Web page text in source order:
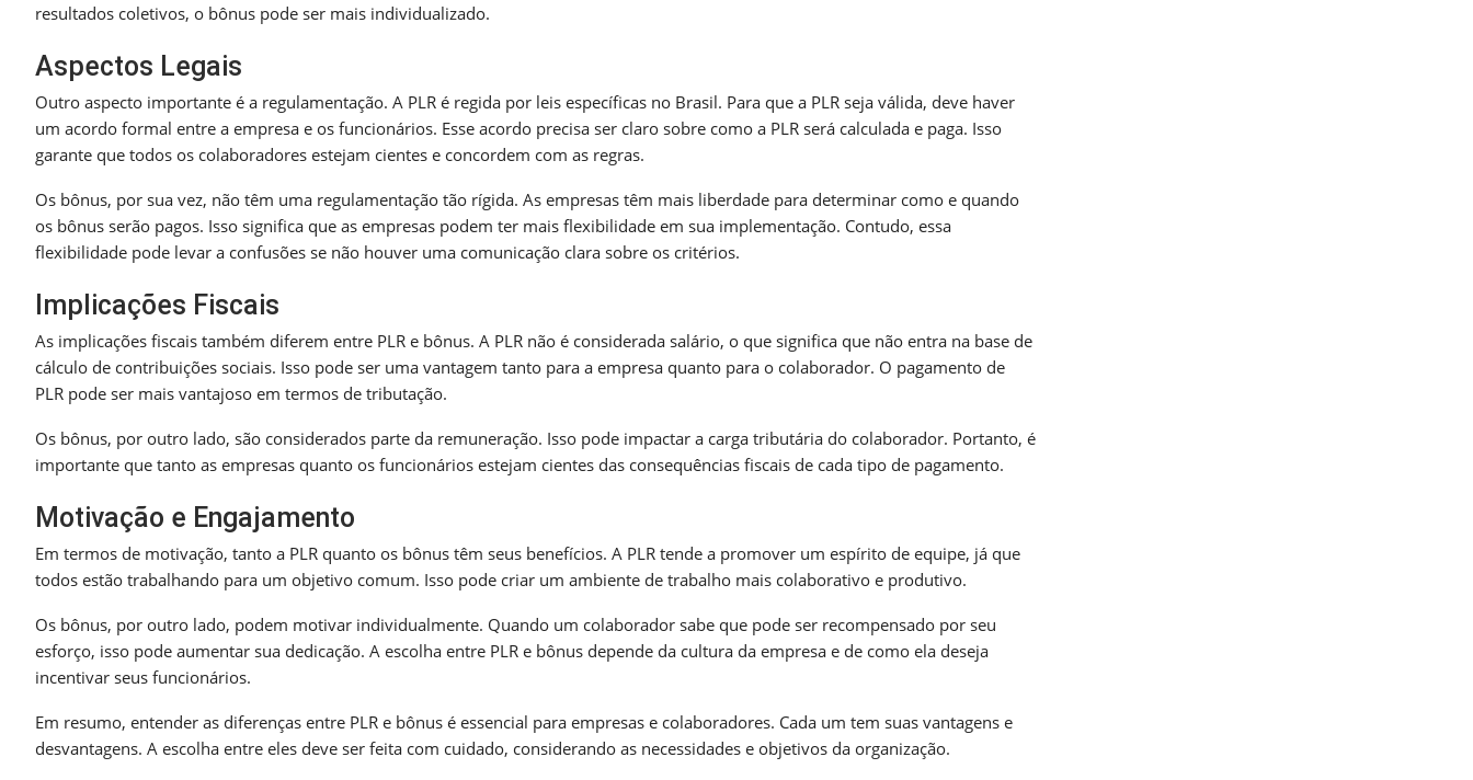
resultados coletivos, o bônus pode ser mais individualizado.
Aspectos Legais
Outro aspecto importante é a regulamentação. A PLR é regida por leis específicas no Brasil. Para que a PLR seja válida, deve haver
um acordo formal entre a empresa e os funcionários. Esse acordo precisa ser claro sobre como a PLR será calculada e paga. Isso
garante que todos os colaboradores estejam cientes e concordem com as regras.
Os bônus, por sua vez, não têm uma regulamentação tão rígida. As empresas têm mais liberdade para determinar como e quando
os bônus serão pagos. Isso significa que as empresas podem ter mais flexibilidade em sua implementação. Contudo, essa
flexibilidade pode levar a confusões se não houver uma comunicação clara sobre os critérios.
Implicações Fiscais
As implicações fiscais também diferem entre PLR e bônus. A PLR não é considerada salário, o que significa que não entra na base de
cálculo de contribuições sociais. Isso pode ser uma vantagem tanto para a empresa quanto para o colaborador. O pagamento de
PLR pode ser mais vantajoso em termos de tributação.
Os bônus, por outro lado, são considerados parte da remuneração. Isso pode impactar a carga tributária do colaborador. Portanto, é
importante que tanto as empresas quanto os funcionários estejam cientes das consequências fiscais de cada tipo de pagamento.
Motivação e Engajamento
Em termos de motivação, tanto a PLR quanto os bônus têm seus benefícios. A PLR tende a promover um espírito de equipe, já que
todos estão trabalhando para um objetivo comum. Isso pode criar um ambiente de trabalho mais colaborativo e produtivo.
Os bônus, por outro lado, podem motivar individualmente. Quando um colaborador sabe que pode ser recompensado por seu
esforço, isso pode aumentar sua dedicação. A escolha entre PLR e bônus depende da cultura da empresa e de como ela deseja
incentivar seus funcionários.
Em resumo, entender as diferenças entre PLR e bônus é essencial para empresas e colaboradores. Cada um tem suas vantagens e
desvantagens. A escolha entre eles deve ser feita com cuidado, considerando as necessidades e objetivos da organização.